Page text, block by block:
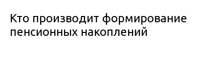
Кто производит формирование
пенсионных накоплений